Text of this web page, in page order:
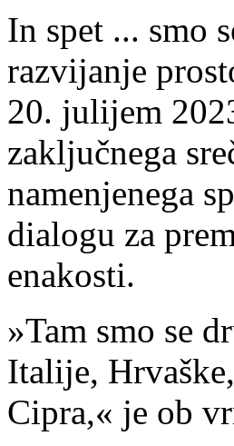
In spet ... smo
razvijanje
20. julijem
zaključnega
namenjenega
dialogu za
enakosti.
»Tam smo se
Italije,
Cipra,« je ob